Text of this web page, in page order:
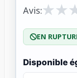
Avis:★
★★
★
EN
Disponible